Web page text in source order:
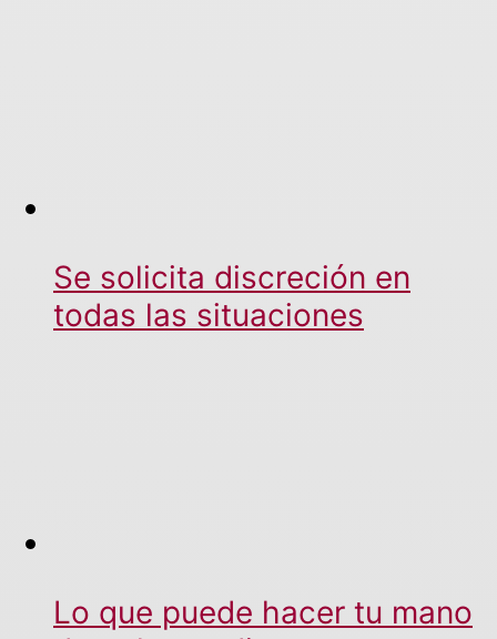
Se solicita discreción en
todas las situaciones
Lo que puede hacer tu mano